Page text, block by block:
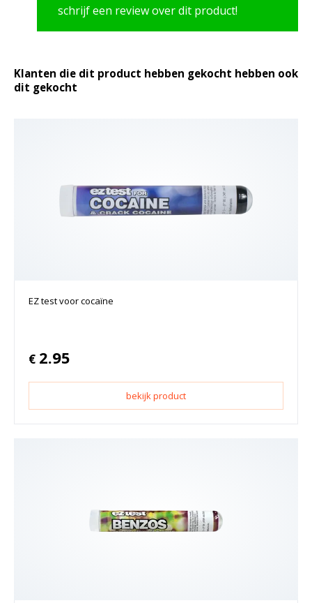
schrijf een review over dit product!
Klanten die dit product hebben gekocht hebben ook
dit gekocht
EZ test voor cocaïne
€ 2.95
bekijk product